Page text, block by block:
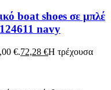
boat shoes σε μπλέ
navy
€.72,28 €Η τρέχουσα